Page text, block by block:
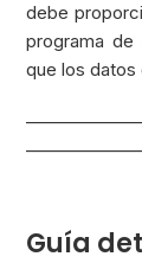
debe
programa de
que los datos
Guía